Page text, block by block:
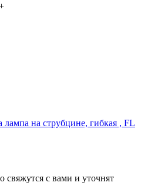
на струбцине, гибкая , FL
свяжутся с вами и уточнят